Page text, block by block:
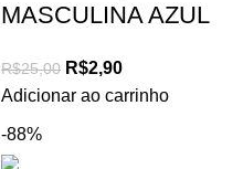
MASCULINA AZUL
R$25,00 R$2,90
Adicionar ao carrinho
-88%